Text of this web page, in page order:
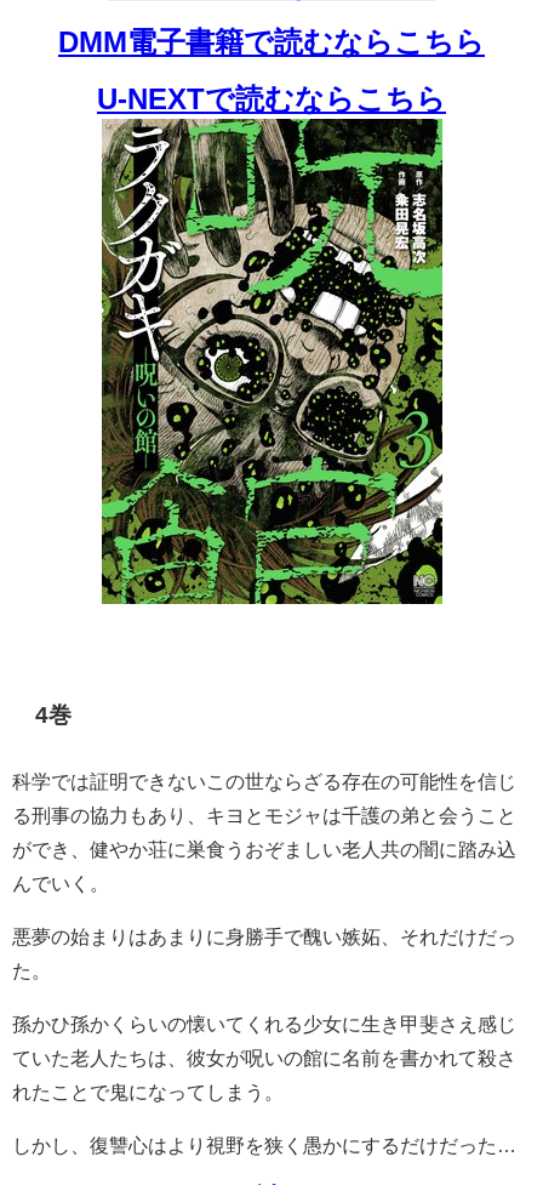
DMM電子書籍で読むならこちら
U-NEXTで読むならこちら
4巻
科学では証明できないこの世ならざる存在の可能性を信じ
る刑事の協力もあり、キヨとモジャは千護の弟と会うこと
ができ、健やか荘に巣食うおぞましい老人共の闇に踏み込
んでいく。
悪夢の始まりはあまりに身勝手で醜い嫉妬、それだけだっ
た。
孫かひ孫かくらいの懐いてくれる少女に生き甲斐さえ感じ
ていた老人たちは、彼女が呪いの館に名前を書かれて殺さ
れたことで鬼になってしまう。
しかし、復讐心はより視野を狭く愚かにするだけだった…